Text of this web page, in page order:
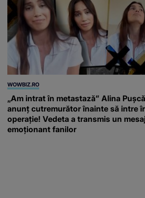
WOWBIZ.RO
„Am intrat în metastază” Alina
anunț cutremurător înainte să intre
operație! Vedeta a transmis un
emoționant fanilor